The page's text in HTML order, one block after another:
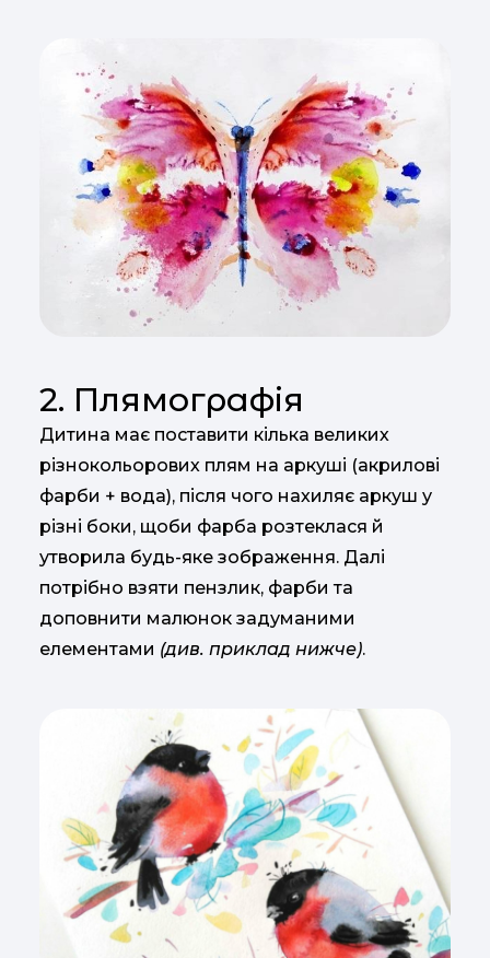
2. Плямографія
Дитина має поставити кілька великих
різнокольорових плям на аркуші (акрилові
фарби + вода), після чого нахиляє аркуш у
різні боки, щоби фарба розтеклася й
утворила будь-яке зображення. Далі
потрібно взяти пензлик, фарби та
доповнити малюнок задуманими
елементами (див. приклад нижче).